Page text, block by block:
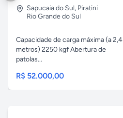
Sapucaia do Sul, Piratini
Rio Grande do Sul
Capacidade de carga máxima (a 2,4
metros) 2250 kgf Abertura de
patolas...
R$ 52.000,00